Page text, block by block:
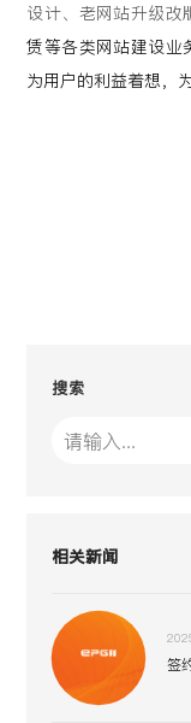
设计、老网站升级改
赁等各类网站建设业
为用户的利益着想，
搜索
相关新闻
签